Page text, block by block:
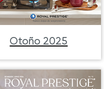
Otoño 2025